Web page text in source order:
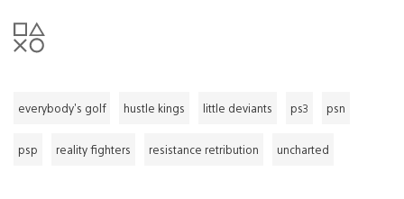
everybody's golf hustle kings little deviants ps3 psn
psp reality fighters resistance retribution uncharted